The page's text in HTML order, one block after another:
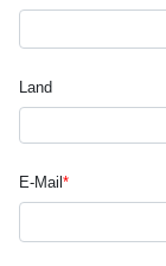
Land
E-Mail *